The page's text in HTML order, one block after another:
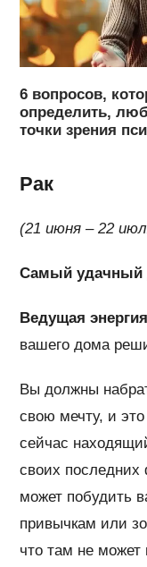
6 вопросов,
определить,
точки зрения
Рак
(21 июня – 22
Самый удачный
Ведущая
вашего дома
Вы должны
свою мечту, и
сейчас
своих последних
может побудить
привычкам или
что там не может